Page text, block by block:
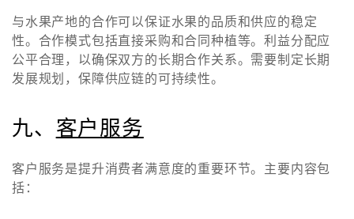
与水果产地的合作可以保证水果的品质和供应的稳定
性。合作模式包括直接采购和合同种植等。利益分配应
公平合理，以确保双方的长期合作关系。需要制定长期
发展规划，保障供应链的可持续性。
九、 客户服务
客户服务是提升消费者满意度的重要环节。主要内容包
括：